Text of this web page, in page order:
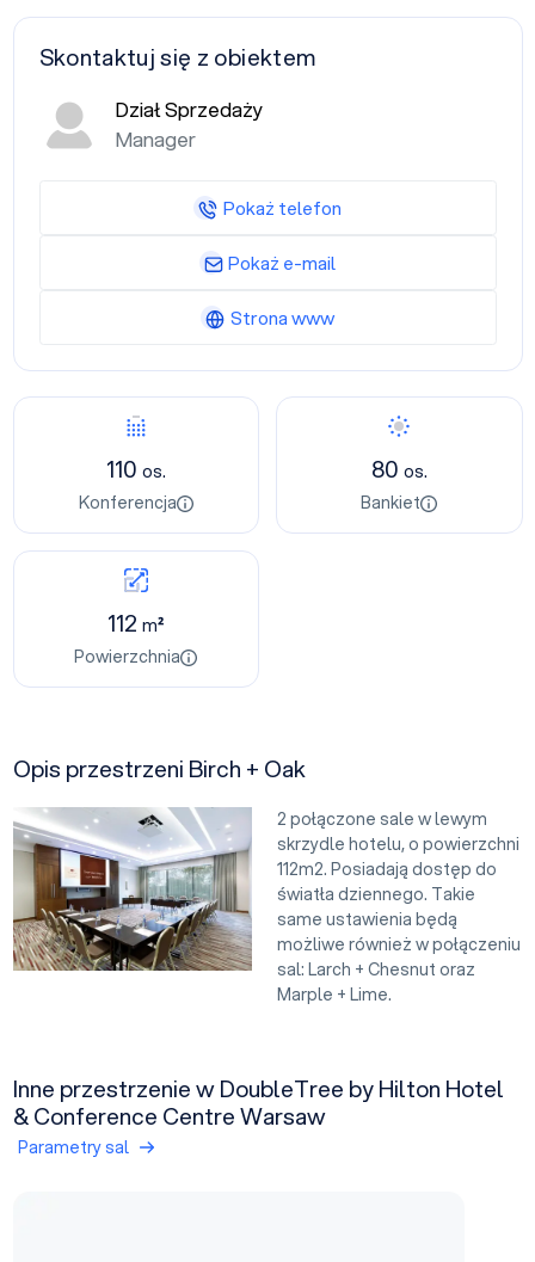
110 os.
Konferencja
80 os.
Bankiet
112m²
Powierzchnia
Opis przestrzeni Birch + Oak
2 połączone sale w lewym
skrzydle hotelu, o powierzchni
112m2. Posiadają dostęp do
światła dziennego. Takie
same ustawienia będą
możliwe również w połączeniu
sal: Larch + Chesnut oraz
Marple + Lime.
Inne przestrzenie w DoubleTree by Hilton Hotel
& Conference Centre Warsaw
Parametry sal
Skontaktuj się z obiektem
Dział Sprzedaży
Manager
Pokaż telefon
Pokaż e-mail
Strona www